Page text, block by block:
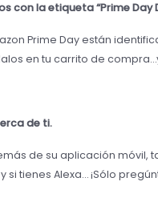
con la etiqueta “Prime Day
Prime Day están
en tu carrito de
de ti.
de su aplicación móvil,
si tienes Alexa… ¡Sólo